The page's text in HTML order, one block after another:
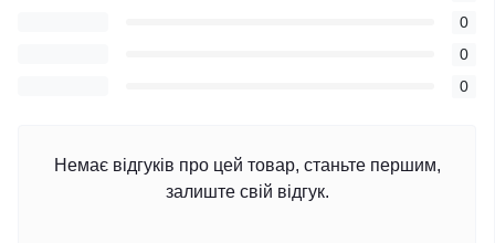
0
0
0
Немає відгуків про цей товар, станьте першим,
залиште свій відгук.